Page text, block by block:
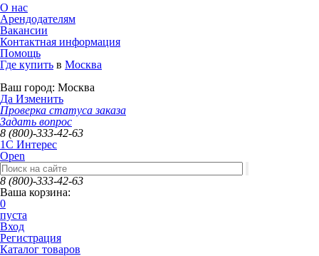
О нас
Арендодателям
Вакансии
Контактная информация
Помощь
Где купить в Москва
Ваш город: Москва
Да Изменить
Проверка статуса заказа
Задать вопрос
8 (800)-333-42-63
1C Интерес
Open
8 (800)-333-42-63
Ваша корзина:
0
пуста
Вход
Регистрация
Каталог товаров